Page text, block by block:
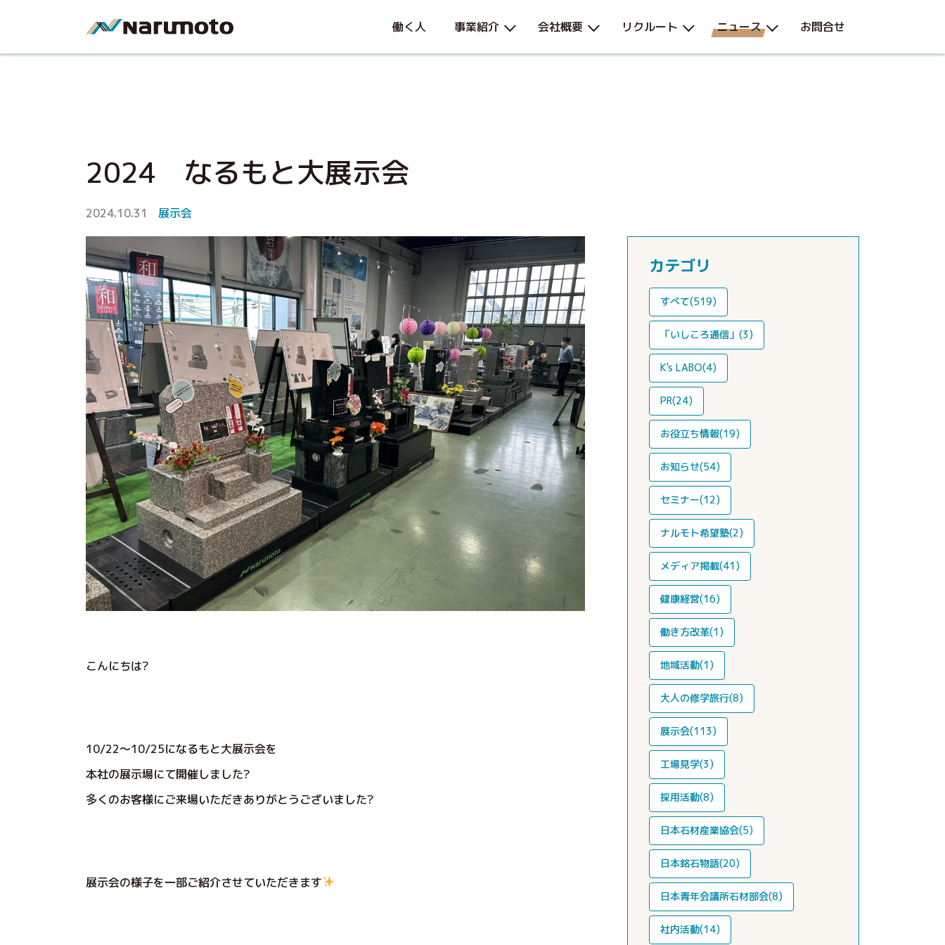
働く人 事業紹介 会社概要 リクルート ニュース お問合せ
2024 なるもと大展示会
2024.10.31 展示会
こんにちは?
10/22～10/25になるもと大展示会を
本社の展示場にて開催しました?
多くのお客様にご来場いただきありがとうございました?
展示会の様子を一部ご紹介させていただきます
カテゴリ
すべて(519)
「いしころ通信」(3)
K's LABO(4)
PR(24)
お役立ち情報(19)
お知らせ(54)
セミナー(12)
ナルモト希望塾(2)
メディア掲載(41)
健康経営(16)
働き方改革(1)
地域活動(1)
大人の修学旅行(8)
展示会(113)
工場見学(3)
採用活動(8)
日本石材産業協会(5)
日本銘石物語(20)
日本青年会議所石材部会(8)
社内活動(14)